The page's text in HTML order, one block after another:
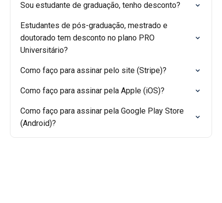
Sou estudante de graduação, tenho desconto?
Estudantes de pós-graduação, mestrado e
doutorado tem desconto no plano PRO
Universitário?
Como faço para assinar pelo site (Stripe)?
Como faço para assinar pela Apple (iOS)?
Como faço para assinar pela Google Play Store
(Android)?